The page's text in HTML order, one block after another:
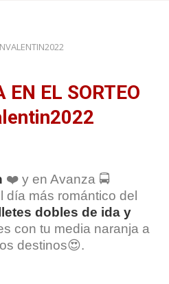
EN EL SORTEO
❤️ y en Avanza 🚍
día más romántico del
dobles de ida y
con tu media naranja a
destinos😍.